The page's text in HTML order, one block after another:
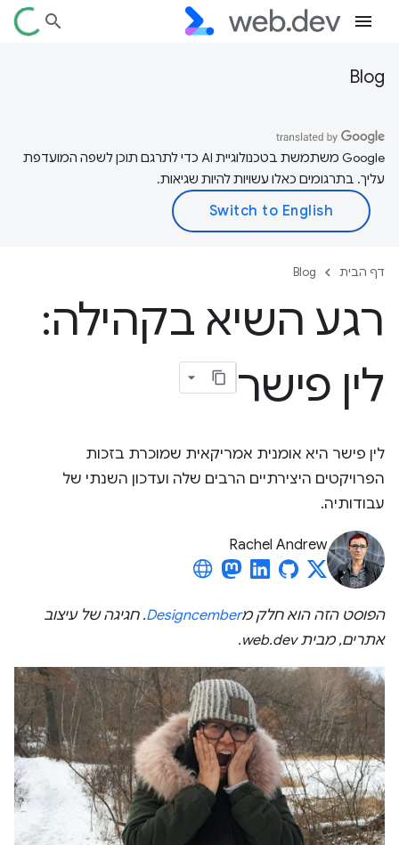
Blog
‫Google משתמשת בטכנולוגיית AI כדי לתרגם תוכן לשפה המועדפת
עליך. בתרגומים כאלו עשויות להיות שגיאות.
דף הבית Blog
רגע השיא בקהילה:
לין פישר
לין פישר היא אומנית אמריקאית שמוכרת בזכות
הפרויקטים היצירתיים הרבים שלה ועדכון השנתי של
עבודותיה.
Rachel Andrew
הפוסט הזה הוא חלק מDesigncember. חגיגה של עיצוב
אתרים, מבית web.dev.